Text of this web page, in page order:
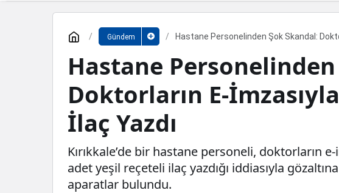
Gündem Hastane Personelinden Şok Skandal:
Hastane
Doktorların E-
İlaç Yazdı
Kırıkkale’de bir hastane personeli, doktorların
adet yeşil reçeteli ilaç yazdığı iddiasıyla
aparatlar bulundu.